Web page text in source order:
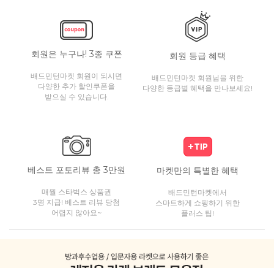
회원은 누구나! 3종 쿠폰
배드민턴마켓 회원이 되시면
다양한 추가 할인쿠폰을
받으실 수 있습니다.
회원 등급 혜택
배드민턴마켓 회원님을 위한
다양한 등급별 혜택을 만나보세요!
베스트 포토리뷰 총 3만원
매월 스타벅스 상품권
3명 지급! 베스트 리뷰 당첨
어렵지 않아요~
마켓만의 특별한 혜택
배드민턴마켓에서
스마트하게 쇼핑하기 위한
플러스 팁!